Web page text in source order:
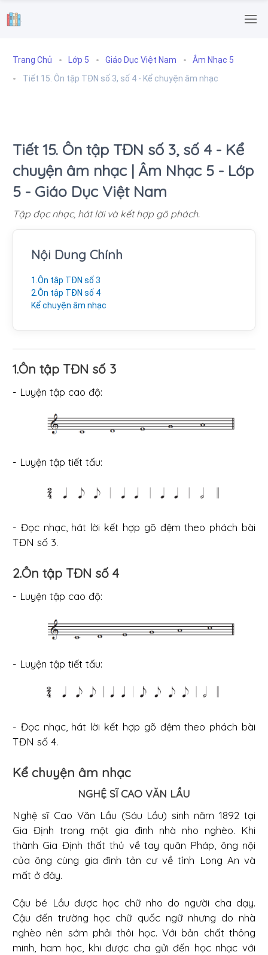
.
Trang Chủ Lớp 5 Giáo Dục Việt Nam
Âm Nhạc 5
Tiết 15. Ôn tập TĐN số 3, số 4 - Kể chuyện âm nhạc
Tiết 15. Ôn tập TĐN số 3, số 4 - Kể
chuyện âm nhạc | Âm Nhạc 5 - Lớp
5 - Giáo Dục Việt Nam
Tập đọc nhạc, hát lời và kết hợp gõ phách.
Nội Dung Chính
1.Ôn tập TĐN số 3
2.Ôn tập TĐN số 4
Kể chuyện âm nhạc
1.Ôn tập TĐN số 3
- Luyện tập cao độ:
- Luyện tập tiết tấu:
- Đọc nhạc, hát lời kết hợp gõ đệm theo phách bài
TĐN số 3.
2.Ôn tập TĐN số 4
- Luyện tập cao độ:
- Luyện tập tiết tấu:
- Đọc nhạc, hát lời kết hợp gõ đệm theo phách bài
TĐN số 4.
Kể chuyện âm nhạc
NGHỆ SĨ CAO VĂN LẦU
Nghệ sĩ Cao Văn Lầu (Sáu Lầu) sinh năm 1892 tại
Gia Định trong một gia đình nhà nho nghèo. Khi
thành Gia Định thất thủ về tay quân Pháp, ông nội
của ông cùng gia đình tản cư về tỉnh Long An và
mất ở đây.
Cậu bé Lầu được học chữ nho do người cha dạy.
Cậu đến trường học chữ quốc ngữ nhưng do nhà
nghèo nên sớm phải thôi học. Với bản chất thông
minh, ham học, khi được cha gửi đến học nhạc với